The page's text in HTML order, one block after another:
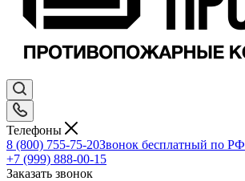
Телефоны
8 (800) 755-75-20Звонок бесплатный по РФ
+7 (999) 888-00-15
Заказать звонок